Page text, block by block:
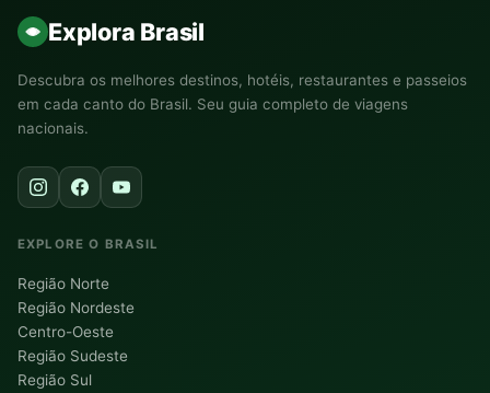
Explora Brasil
Descubra os melhores destinos, hotéis, restaurantes e passeios
em cada canto do Brasil. Seu guia completo de viagens
nacionais.
EXPLORE O BRASIL
Região Norte
Região Nordeste
Centro-Oeste
Região Sudeste
Região Sul